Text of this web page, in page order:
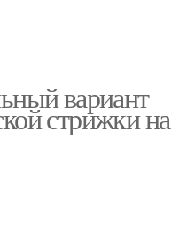
вариант
стрижки на